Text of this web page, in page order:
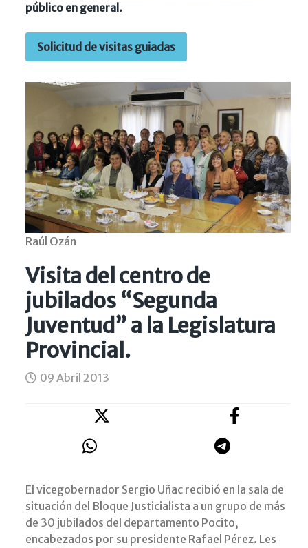
público en general.
Solicitud de visitas guiadas
Raúl Ozán
Visita del centro de
jubilados “Segunda
Juventud” a la Legislatura
Provincial.
09 Abril 2013
El vicegobernador Sergio Uñac recibió en la sala de
situación del Bloque Justicialista a un grupo de más
de 30 jubilados del departamento Pocito,
encabezados por su presidente Rafael Pérez. Les